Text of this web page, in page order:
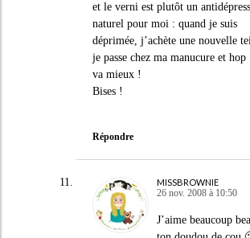
et le verni est plutôt un
naturel pour moi : quand je suis
déprimée, j’achète une nouvelle
je passe chez ma manucure et
va mieux !
Bises !
Répondre
MISSBROWNIE
26 nov. 2008 à 10:50
J’aime beaucoup